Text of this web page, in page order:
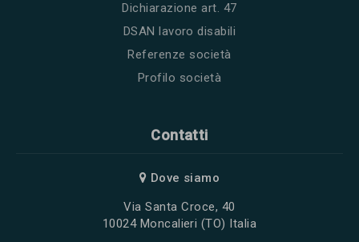
Dichiarazione art. 47
DSAN lavoro disabili
Referenze società
Profilo società
Contatti
Dove siamo
Via Santa Croce, 40
10024 Moncalieri (TO) Italia